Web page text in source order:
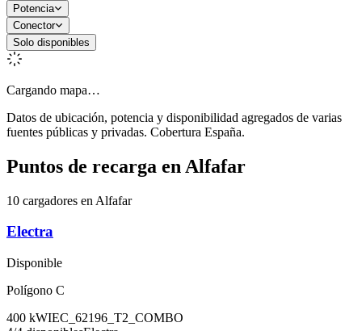
Potencia
Conector
Solo disponibles
Cargando mapa…
Datos de ubicación, potencia y disponibilidad agregados de varias
fuentes públicas y privadas. Cobertura España.
Puntos de recarga en Alfafar
10 cargadores en Alfafar
Electra
Disponible
Polígono C
400 kWIEC_62196_T2_COMBO